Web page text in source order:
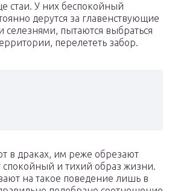
стаи. У них беспокойный
дерутся за главенствующие
селезнями, пытаются выбраться
перелететь забор.
в драках, им реже обрезают
спокойный и тихий образ жизни.
на такое поведение лишь в